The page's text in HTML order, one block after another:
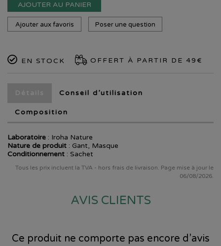
AJOUTER AU PANIER
Ajouter aux favoris Poser une question
EN STOCK OFFERT À PARTIR DE 49€
Conseil d’utilisation
Composition
Laboratoire : Iroha Nature
Nature de produit : Gant, Masque
Conditionnement : Sachet
Tous les prix incluent la TVA - hors frais de livraison. Page mise à jour le
06/08/2026.
AVIS CLIENTS
Ce produit ne comporte pas encore d’avis